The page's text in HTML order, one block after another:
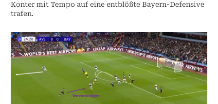
Konter mit Tempo auf eine entblößte Bayern-Defensive
trafen.